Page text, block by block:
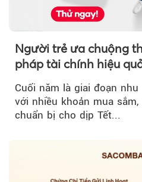
Người trẻ ưa chuộng
pháp tài chính hiệu
Cuối năm là giai đoạn
với nhiều khoản mua
chuẩn bị cho dịp Tết...